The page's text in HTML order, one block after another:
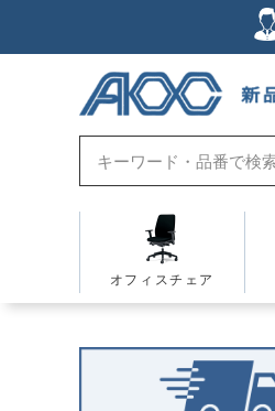
オフィスチェア